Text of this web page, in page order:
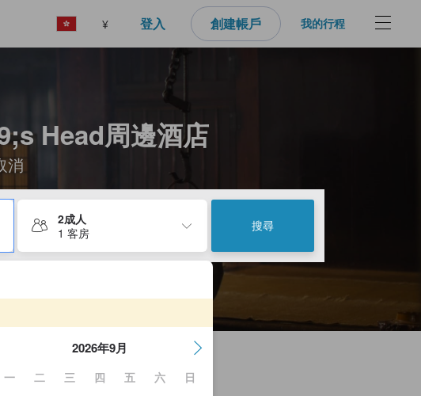
¥ 登入 創建帳戶 我的行程
Head周邊酒店
消
2成人
1 客房
搜尋
2026年9月
一 二 三 四 五 六
日